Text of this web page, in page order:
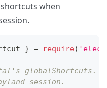
when
} = require(
globalShortcuts.
session.